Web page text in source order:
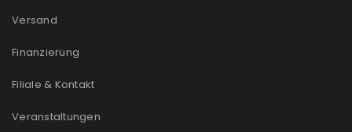
Versand
Finanzierung
Filiale & Kontakt
Veranstaltungen